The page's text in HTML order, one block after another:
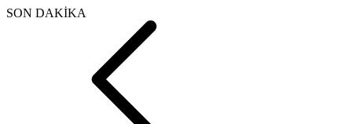
SON DAKİKA